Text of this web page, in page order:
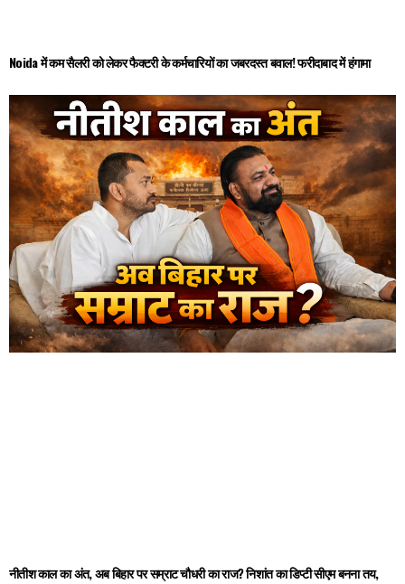
Noida में कम सैलरी को लेकर फैक्टरी के कर्मचारियों का जबरदस्त बवाल! फरीदाबाद में हंगामा
नीतीश काल का अंत, अब बिहार पर सम्राट चौधरी का राज? निशांत का डिप्टी सीएम बनना तय,